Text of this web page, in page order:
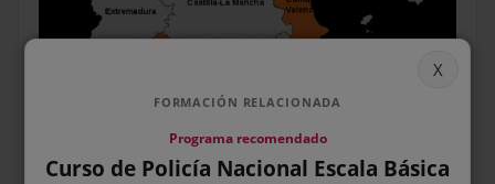
FORMACIÓN RELACIONADA
Programa recomendado
Curso de Policía Nacional Escala Básica